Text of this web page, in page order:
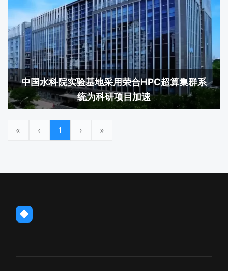
中国水科院实验基地采用荣合HPC超算集群系
统为科研项目加速
« ‹ 1 › »
◆